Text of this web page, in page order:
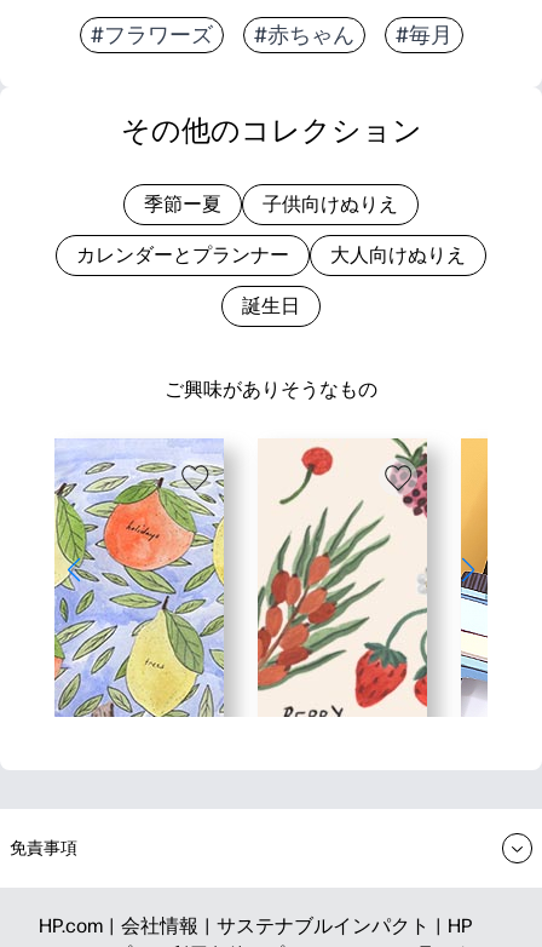
#フラワーズ #赤ちゃん #毎月
ご興味がありそうなもの
その他のコレクション
季節ー夏 子供向けぬりえ
カレンダーとプランナー 大人向けぬりえ
誕生日
免責事項
HP.com | 会社情報 | サステナブルインパクト | HP